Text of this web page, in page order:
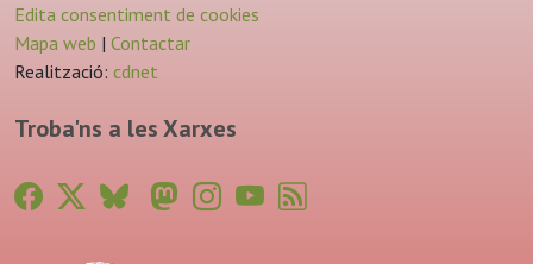
Edita consentiment de cookies
Mapa web | Contactar
Realització: cdnet
Troba'ns a les Xarxes